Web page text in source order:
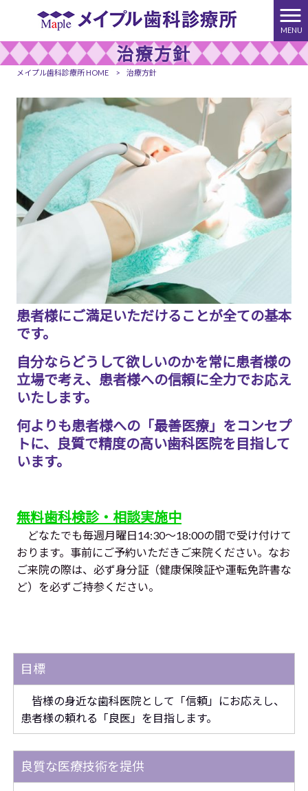
MENU
治療方針
メイプル歯科診療所 HOME > 治療方針
患者様にご満足いただけることが全ての基本
です。
自分ならどうして欲しいのかを常に患者様の
立場で考え、患者様への信頼に全力でお応え
いたします。
何よりも患者様への「最善医療」をコンセプ
トに、良質で精度の高い歯科医院を目指して
います。
無料歯科検診・相談実施中
どなたでも毎週月曜日14:30～18:00の間で受け付けて
おります。事前にご予約いただきご来院ください。なお
ご来院の際は、必ず身分証（健康保険証や運転免許書な
ど）を必ずご持参ください。
目標
皆様の身近な歯科医院として「信頼」にお応えし、
患者様の頼れる「良医」を目指します。
良質な医療技術を提供